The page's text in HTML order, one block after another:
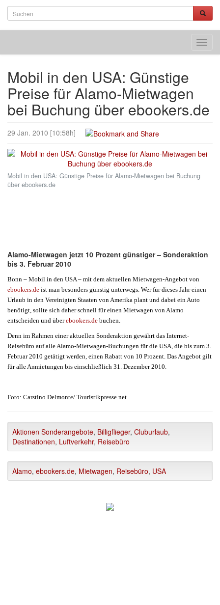
Mobil in den USA: Günstige
Preise für Alamo-Mietwagen
bei Buchung über ebookers.de
29 Jan. 2010 [10:58h]
Mobil in den USA: Günstige Preise für Alamo-Mietwagen bei Buchung
über ebookers.de
Alamo-Mietwagen jetzt 10 Prozent günstiger – Sonderaktion
bis 3. Februar 2010
Bonn – Mobil in den USA – mit dem aktuellen Mietwagen-Angebot von
ebookers.de ist man besonders günstig unterwegs. Wer für dieses Jahr einen
Urlaub in den Vereinigten Staaten von Amerika plant und dabei ein Auto
benötigt, sollte sich daher schnell für einen Mietwagen von Alamo
entscheiden und überebookers.de buchen.
Denn im Rahmen einer aktuellen Sonderaktion gewährt das Internet-
Reisebüro auf alle Alamo-Mietwagen-Buchungen für die USA, die bis zum 3.
Februar 2010 getätigt werden, einen Rabatt von 10 Prozent. Das Angebot gilt
für alle Anmietungen bis einschließlich 31. Dezember 2010.
Foto: Carstino Delmonte/ Touristikpresse.net
Aktionen Sonderangebote, Billigflieger, Cluburlaub,
Destinationen, Luftverkehr, Reisebüro
Alamo, ebookers.de, Mietwagen, Reisebüro, USA